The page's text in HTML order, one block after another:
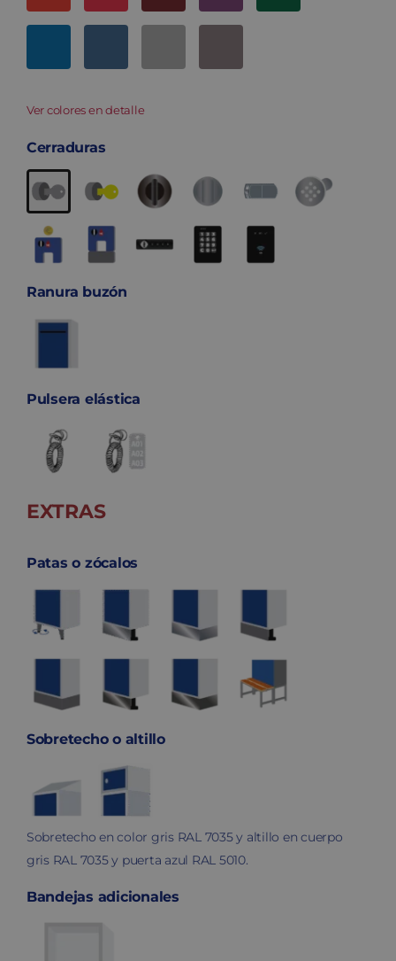
Ver colores en detalle
Cerraduras
Ranura buzón
Pulsera elástica
EXTRAS
Patas o zócalos
Sobretecho o altillo
Sobretecho en color gris RAL 7035 y altillo en cuerpo
gris RAL 7035 y puerta azul RAL 5010.
Bandejas adicionales